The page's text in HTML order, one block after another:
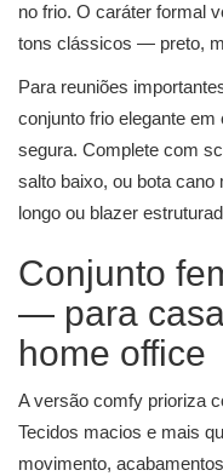
no frio. O caráter formal
tons clássicos — preto,
Para reuniões
conjunto frio elegante
segura. Complete com
salto baixo, ou bota
longo ou blazer
Conjunto
— para
home office
A versão comfy prioriza
Tecidos macios e mais
movimento,